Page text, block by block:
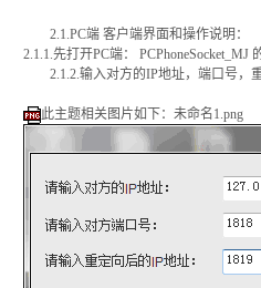
2.1.PC端 客户端界面和操作说明：
2.1.1.先打开PC端： PCPhoneSocket_MJ
2.1.2.输入对方的IP地址，端口号，
此主题相关图片如下：未命名1.png